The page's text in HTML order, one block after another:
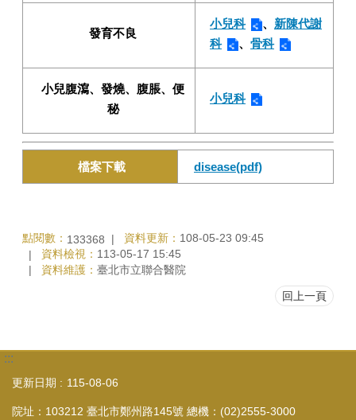
發育不良
小兒科 、 新陳代謝
科
、 骨科
小兒腹瀉、發燒、腹脹、便
秘
小兒科
檔案下載 disease(pdf)
點閱數： 133368 資料更新： 108-05-23 09:45
資料檢視： 113-05-17 15:45
資料維護： 臺北市立聯合醫院
回上一頁
:::
更新日期 115-08-06
院址：103212 臺北市鄭州路145號 總機：(02)2555-3000